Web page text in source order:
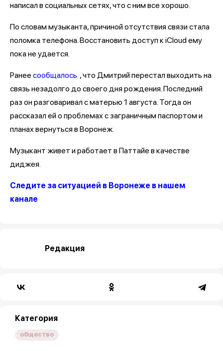
написал в социальных сетях, что с ним все хорошо.
По словам музыканта, причиной отсутствия связи стала
поломка телефона. Восстановить доступ к iCloud ему
пока не удается.
Ранее сообщалось , что Дмитрий перестал выходить на
связь незадолго до своего дня рождения. Последний
раз он разговаривал с матерью 1 августа. Тогда он
рассказал ей о проблемах с заграничным паспортом и
планах вернуться в Воронеж.
Музыкант живет и работает в Паттайе в качестве
диджея.
Следите за ситуацией в Воронеже в нашем
канале
Редакция
Категория
общество